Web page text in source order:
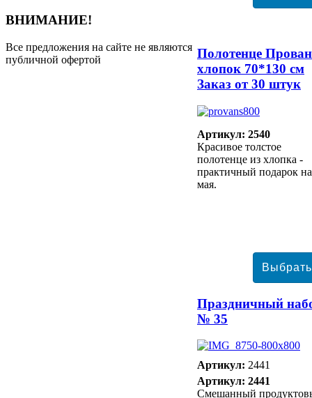
Полотенце
хлопок 70*130 см
Заказ от 30 штук
Артикул: 2540
Красивое толстое
полотенце из хлопка -
практичный подарок
мая.
Праздничный
№ 35
Артикул: 2441
Артикул: 2441
Смешанный
ВНИМАНИЕ!
Все предложения на сайте не являются
публичной офертой